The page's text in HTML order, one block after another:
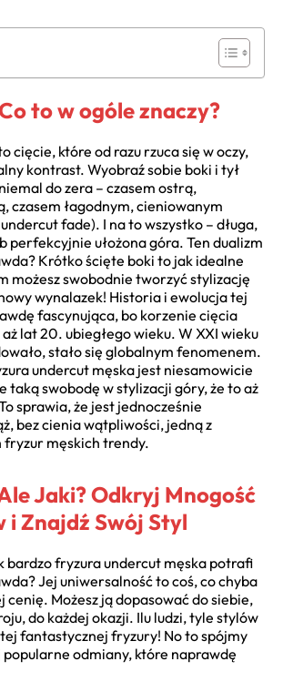
to w ogóle znaczy?
cięcie, które od razu rzuca się w oczy,
kontrast. Wyobraź sobie boki i tył
do zera – czasem ostrą,
czasem łagodnym, cieniowanym
fade). I na to wszystko – długa,
perfekcyjnie ułożona góra. Ten dualizm
Krótko ścięte boki to jak idealne
możesz swobodnie tworzyć stylizację
wynalazek! Historia i ewolucja tej
fascynująca, bo korzenie cięcia
lat 20. ubiegłego wieku. W XXI wieku
stało się globalnym fenomenem.
undercut męska jest niesamowicie
taką swobodę w stylizacji góry, że to aż
sprawia, że jest jednocześnie
bez cienia wątpliwości, jedną z
fryzur męskich trendy.
Jaki? Odkryj Mnogość
Znajdź Swój Styl
bardzo fryzura undercut męska potrafi
Jej uniwersalność to coś, co chyba
cenię. Możesz ją dopasować do siebie,
do każdej okazji. Ilu ludzi, tyle stylów
fantastycznej fryzury! No to spójmy
odmiany, które naprawdę